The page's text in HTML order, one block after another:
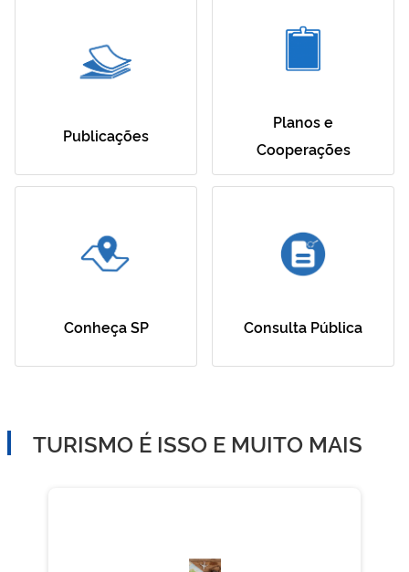
Publicações
Planos e
Cooperações
Conheça SP Consulta Pública
TURISMO É ISSO E MUITO MAIS